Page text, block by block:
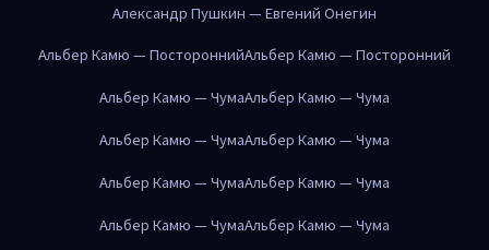
Александр Пушкин — Евгений Онегин
Альбер Камю — ПостороннийАльбер Камю — Посторонний
Альбер Камю — ЧумаАльбер Камю — Чума
Альбер Камю — ЧумаАльбер Камю — Чума
Альбер Камю — ЧумаАльбер Камю — Чума
Альбер Камю — ЧумаАльбер Камю — Чума